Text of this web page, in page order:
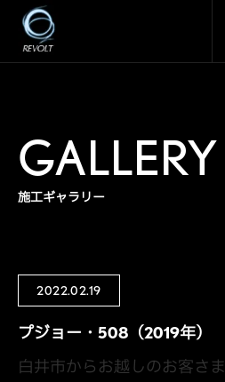
GALLERY
施工ギャラリー
2022.02.19
プジョー・508（2019年）
白井市からお越しのお客さま